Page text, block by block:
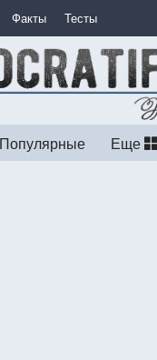
Факты Тесты
Популярные Еще